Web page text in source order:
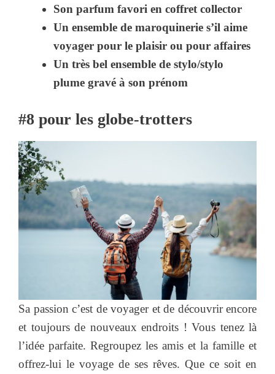
Son parfum favori en coffret collector
Un ensemble de maroquinerie s’il aime
voyager pour le plaisir ou pour affaires
Un très bel ensemble de stylo/stylo
plume gravé à son prénom
#8 pour les globe-trotters
Sa passion c’est de voyager et de découvrir encore
et toujours de nouveaux endroits ! Vous tenez là
l’idée parfaite. Regroupez les amis et la famille et
offrez-lui le voyage de ses rêves. Que ce soit en